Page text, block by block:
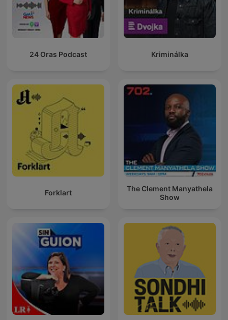
24 Oras Podcast Kriminálka
Forklart
The Clement Manyathela
Show